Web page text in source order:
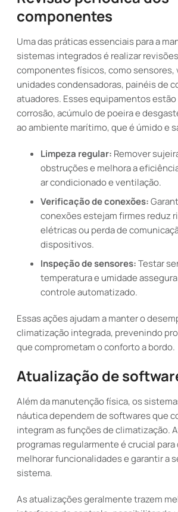
componentes
Uma das práticas essenciais para a
sistemas integrados é realizar
componentes físicos, como sensores,
unidades condensadoras, painéis de
atuadores. Esses equipamentos
corrosão, acúmulo de poeira e
ao ambiente marítimo, que é úmido e
Limpeza regular: Remover
obstruções e melhora a
ar condicionado e ventilação.
Verificação de conexões:
conexões estejam firmes reduz
elétricas ou perda de
dispositivos.
Inspeção de sensores:Testar
temperatura e umidade
controle automatizado.
Essas ações ajudam a manter o
climatização integrada, prevenindo
que comprometam o conforto a bordo.
Atualização de
Além da manutenção física, os
náutica dependem de softwares que
integram as funções de climatização.
programas regularmente é crucial
melhorar funcionalidades e garantir a
sistema.
As atualizações geralmente trazem